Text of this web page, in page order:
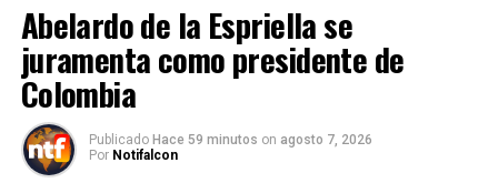
Abelardo de la Espriella se
juramenta como presidente de
Colombia
Publicado Hace 59 minutos on agosto 7, 2026
Por Notifalcon